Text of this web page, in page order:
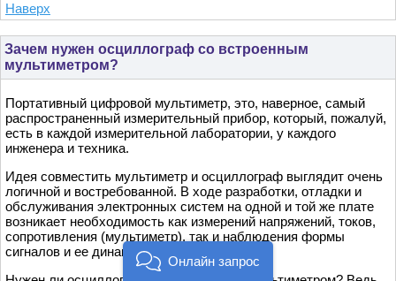
Наверх
Зачем нужен осциллограф со встроенным
мультиметром?
Портативный цифровой мультиметр, это, наверное, самый
распространенный измерительный прибор, который, пожалуй,
есть в каждой измерительной лаборатории, у каждого
инженера и техника.
Идея совместить мультиметр и осциллограф выглядит очень
логичной и востребованной. В ходе разработки, отладки и
обслуживания электронных систем на одной и той же плате
возникает необходимость как измерений напряжений, токов,
сопротивления (мультиметр), так и наблюдения формы
сигналов и ее динамики (осциллограф).
Онлайн запрос